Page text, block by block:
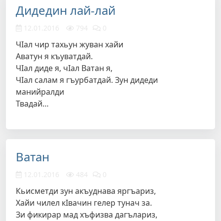
Дидедин лай-лай
12.01.2016 794 0
ЧIал чир тахьун жуван хайи
Аватун я къуватдай.
ЧIал диде я, чIал Ватан я,
ЧIал салам я гъурбатдай. Зун дидеди
манийралди
Твадай…
Ватан
12.01.2016 484 0
Кьисметди зун акъуднава яргъариз,
Хайи чилел кIвачин гелер тунач за.
Зи фикирар мад хъфизва дагълариз,